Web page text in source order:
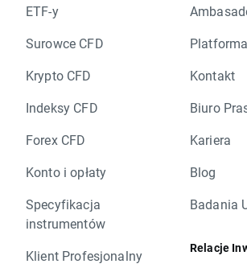
ETF-y
Surowce CFD
Krypto CFD
Indeksy CFD
Forex CFD
Konto i opłaty
Specyfikacja
instrumentów
Klient Profesjonalny
Kontakt
Biuro
Kariera
Blog
Badania
Relacje